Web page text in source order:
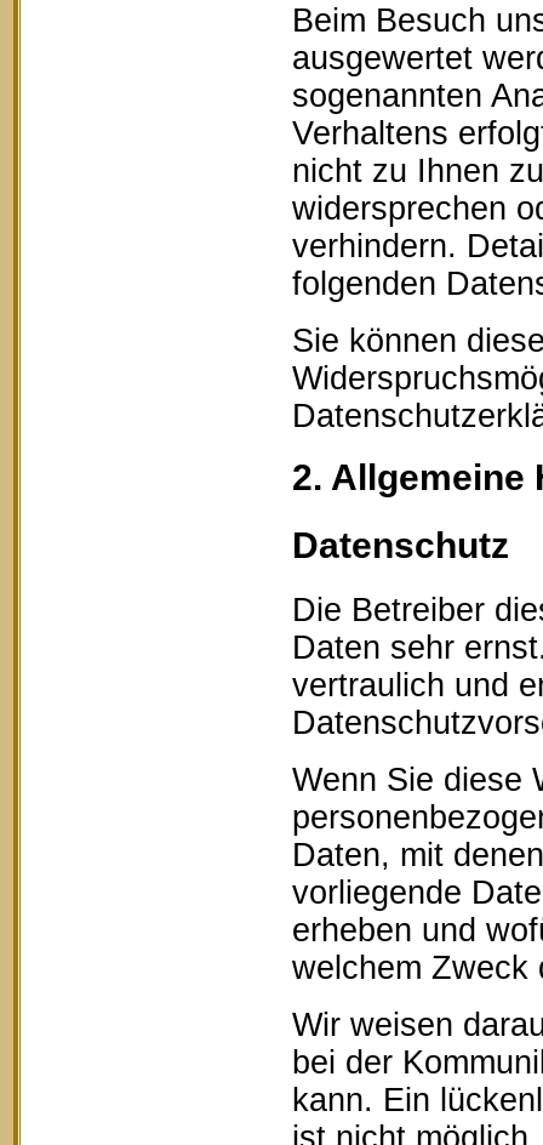
Beim Besuch
ausgewertet
sogenannten
Verhaltens
nicht zu Ihnen
widersprechen
verhindern.
folgenden
Sie können
2. Allgemeine
Datenschutz
Die Betreiber
Daten sehr
vertraulich und
Wenn Sie diese
Daten, mit
vorliegende
erheben und
welchem Zweck
Wir weisen
bei der
kann. Ein